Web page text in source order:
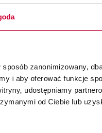
zanonimizowany,
i aby oferować funkcje
udostępniamy
od Ciebie lub